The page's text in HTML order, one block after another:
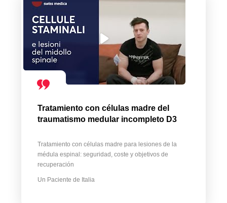
Tratamiento con células madre del
traumatismo medular incompleto D3
Tratamiento con células madre para lesiones de la
médula espinal: seguridad, coste y objetivos de
recuperación
Un Paciente de Italia